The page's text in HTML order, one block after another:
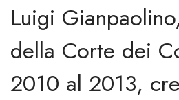
Luigi
della Corte dei
2010 al 2013,